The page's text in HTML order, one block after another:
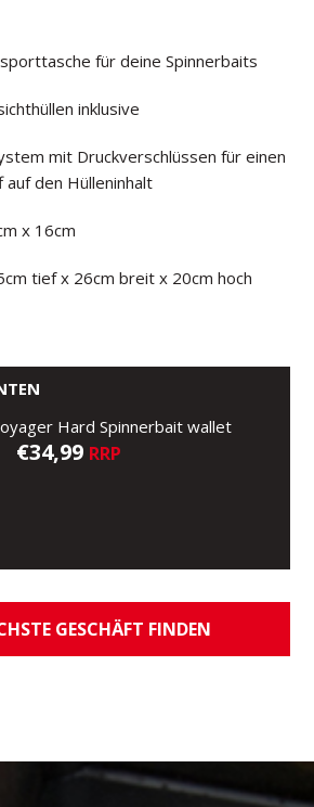
für deine Spinnerbaits
inklusive
mit Druckverschlüssen für einen
auf den Hülleninhalt
x 16cm
tief x 26cm breit x 20cm hoch
Hard Spinnerbait wallet
€34,99 RRP
GESCHÄFT FINDEN